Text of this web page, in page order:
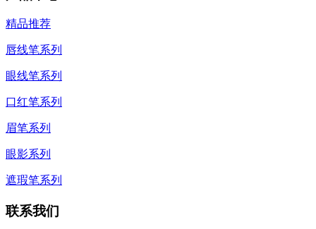
精品推荐
唇线笔系列
眼线笔系列
口红笔系列
眉笔系列
眼影系列
遮瑕笔系列
联系我们